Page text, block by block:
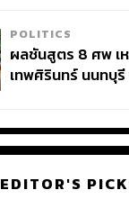
POLITICS
ผลชันสูตร 8 ศพ เ
เทพศิรินทร์ นนทบุรี
EDITOR'S